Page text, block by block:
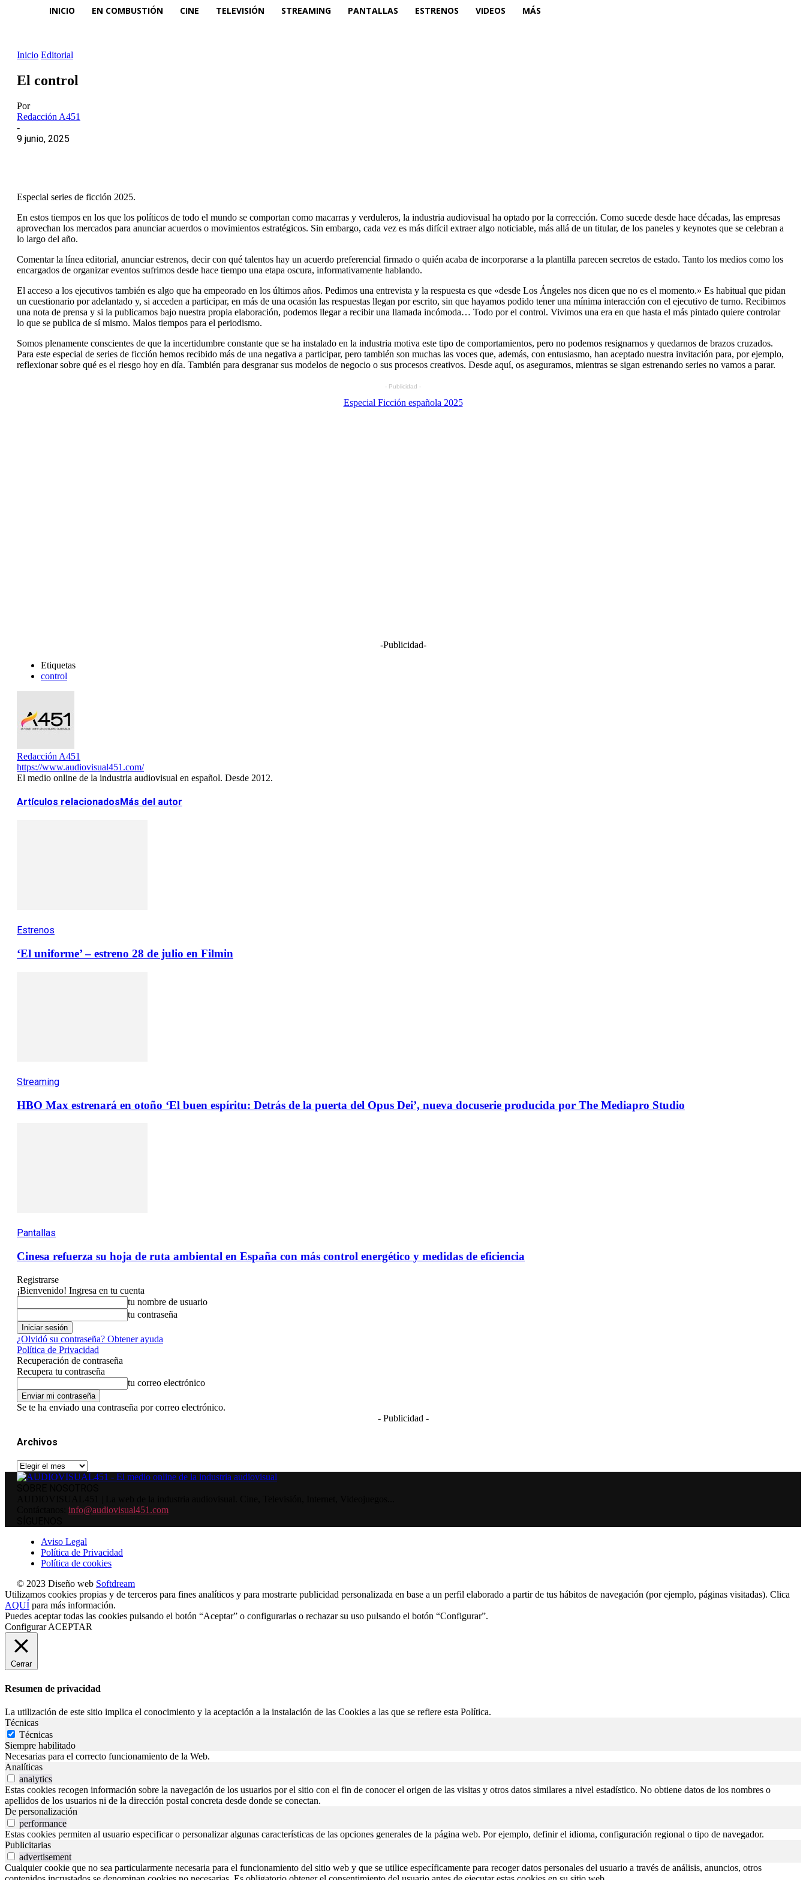
INICIO EN COMBUSTIÓN CINE TELEVISIÓN STREAMING PANTALLAS ESTRENOS VIDEOS MÁS
Inicio Editorial
El control
Por
Redacción A451
-
9 junio, 2025
Especial series de ficción 2025.
En estos tiempos en los que los políticos de todo el mundo se comportan como macarras y verduleros, la industria audiovisual ha optado por la corrección. Como sucede desde hace décadas, las empresas
aprovechan los mercados para anunciar acuerdos o movimientos estratégicos. Sin embargo, cada vez es más difícil extraer algo noticiable, más allá de un titular, de los paneles y keynotes que se celebran a
lo largo del año.
Comentar la línea editorial, anunciar estrenos, decir con qué talentos hay un acuerdo preferencial firmado o quién acaba de incorporarse a la plantilla parecen secretos de estado. Tanto los medios como los
encargados de organizar eventos sufrimos desde hace tiempo una etapa oscura, informativamente hablando.
El acceso a los ejecutivos también es algo que ha empeorado en los últimos años. Pedimos una entrevista y la respuesta es que «desde Los Ángeles nos dicen que no es el momento.» Es habitual que pidan
un cuestionario por adelantado y, si acceden a participar, en más de una ocasión las respuestas llegan por escrito, sin que hayamos podido tener una mínima interacción con el ejecutivo de turno. Recibimos
una nota de prensa y si la publicamos bajo nuestra propia elaboración, podemos llegar a recibir una llamada incómoda… Todo por el control. Vivimos una era en que hasta el más pintado quiere controlar
lo que se publica de sí mismo. Malos tiempos para el periodismo.
Somos plenamente conscientes de que la incertidumbre constante que se ha instalado en la industria motiva este tipo de comportamientos, pero no podemos resignarnos y quedarnos de brazos cruzados.
Para este especial de series de ficción hemos recibido más de una negativa a participar, pero también son muchas las voces que, además, con entusiasmo, han aceptado nuestra invitación para, por ejemplo,
reflexionar sobre qué es el riesgo hoy en día. También para desgranar sus modelos de negocio o sus procesos creativos. Desde aquí, os aseguramos, mientras se sigan estrenando series no vamos a parar.
- Publicidad -
Especial Ficción española 2025
-Publicidad-
Etiquetas
control
Redacción A451
https://www.audiovisual451.com/
El medio online de la industria audiovisual en español. Desde 2012.
Artículos relacionadosMás del autor
Estrenos
‘El uniforme’ – estreno 28 de julio en Filmin
Streaming
HBO Max estrenará en otoño ‘El buen espíritu: Detrás de la puerta del Opus Dei’, nueva docuserie producida por The Mediapro Studio
Pantallas
Cinesa refuerza su hoja de ruta ambiental en España con más control energético y medidas de eficiencia
Registrarse
¡Bienvenido! Ingresa en tu cuenta
tu nombre de usuario
tu contraseña
¿Olvidó su contraseña? Obtener ayuda
Política de Privacidad
Recuperación de contraseña
Recupera tu contraseña
tu correo electrónico
Se te ha enviado una contraseña por correo electrónico.
- Publicidad -
Archivos
Archivos
info@audiovisual451.com
Aviso Legal
Política de Privacidad
Política de cookies
© 2023 Diseño web Softdream
Utilizamos cookies propias y de terceros para fines analíticos y para mostrarte publicidad personalizada en base a un perfil elaborado a partir de tus hábitos de navegación (por ejemplo, páginas visitadas). Clica
AQUÍ para más información.
Puedes aceptar todas las cookies pulsando el botón “Aceptar” o configurarlas o rechazar su uso pulsando el botón “Configurar”.
Configurar ACEPTAR
Cerrar
Resumen de privacidad
La utilización de este sitio implica el conocimiento y la aceptación a la instalación de las Cookies a las que se refiere esta Política.
Técnicas
Técnicas
Siempre habilitado
Necesarias para el correcto funcionamiento de la Web.
Analíticas
analytics
Estas cookies recogen información sobre la navegación de los usuarios por el sitio con el fin de conocer el origen de las visitas y otros datos similares a nivel estadístico. No obtiene datos de los nombres o
apellidos de los usuarios ni de la dirección postal concreta desde donde se conectan.
De personalización
performance
Estas cookies permiten al usuario especificar o personalizar algunas características de las opciones generales de la página web. Por ejemplo, definir el idioma, configuración regional o tipo de navegador.
Publicitarias
advertisement
Cualquier cookie que no sea particularmente necesaria para el funcionamiento del sitio web y que se utilice específicamente para recoger datos personales del usuario a través de análisis, anuncios, otros